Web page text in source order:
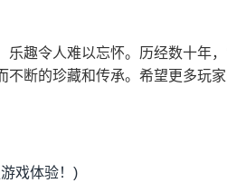
乐趣令人难以忘怀。历经数十年
断的珍藏和传承。希望更多玩
戏体验！)